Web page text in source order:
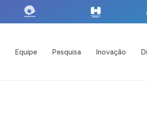
Equipe Pesquisa Inovação